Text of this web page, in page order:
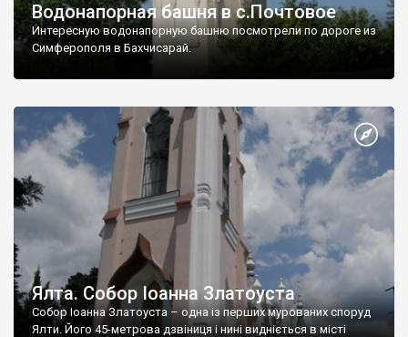
Водонапорная башня в с.Почтовое
Интересную водонапорную башню посмотрели по дороге из
Симферополя в Бахчисарай.
Ялта. Собор Іоанна Златоуста
Собор Іоанна Златоуста – одна із перших мурованих споруд
Ялти. Його 45-метрова дзвіниця і нині видніється в місті